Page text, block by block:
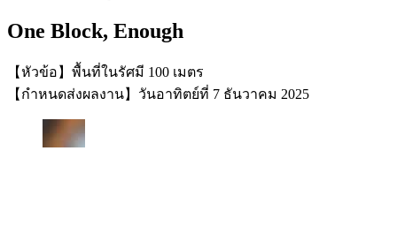
One Block, Enough
【หัวข้อ】พื้นที่ในรัศมี 100 เมตร
【กำหนดส่งผลงาน】วันอาทิตย์ที่ 7 ธันวาคม 2025